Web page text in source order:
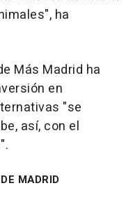
ha
Más Madrid ha
en
"se
así, con el
MADRID